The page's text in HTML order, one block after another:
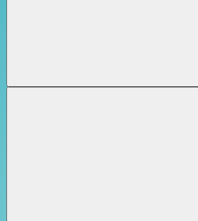
Suchen